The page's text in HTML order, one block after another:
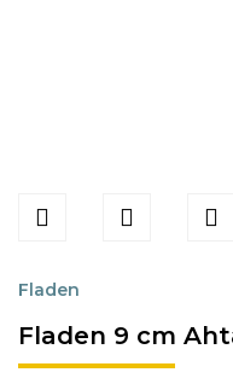
Fladen
Fladen 9 cm